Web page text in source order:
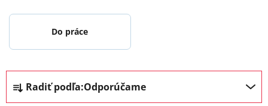
Do práce
R
a Radiť podľa:Odporúčame